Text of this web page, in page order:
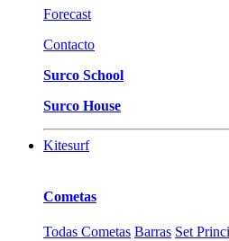
Forecast
Contacto
Surco School
Surco House
Kitesurf
Cometas
Todas Cometas Barras Set